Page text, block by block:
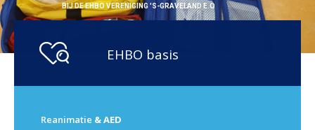
BIJ DE EHBO VERENIGING 'S-GRAVELAND E.O
EHBO basis
Reanimatie & AED